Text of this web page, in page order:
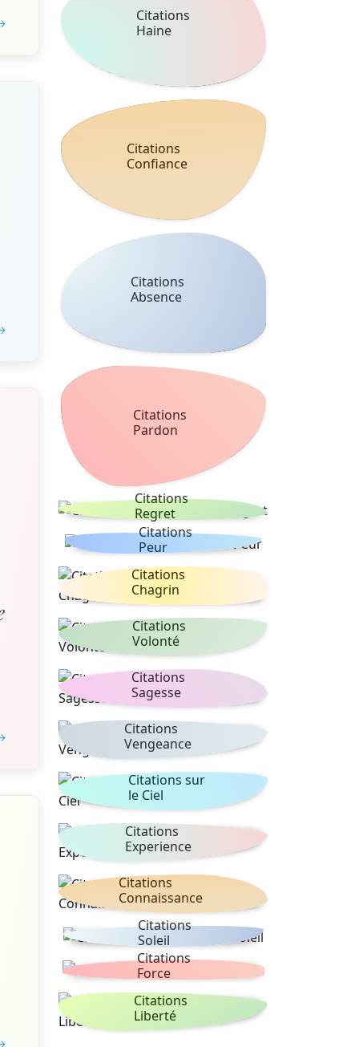
Citations
Haine
Citations
Confiance
Citations
Absence
Citations
Pardon
Citations
Regret
Citations
Peur
Citations
Chagrin
Citations
Volonté
Citations
Sagesse
Citations
Vengeance
Citations sur
le Ciel
Citations
Experience
Citations
Connaissance
Citations
Soleil
Citations
Force
Citations
Liberté